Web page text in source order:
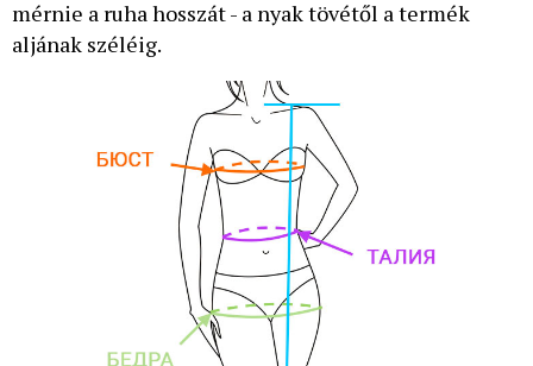
mérnie a ruha hosszát - a nyak tövétől a termék
aljának széléig.